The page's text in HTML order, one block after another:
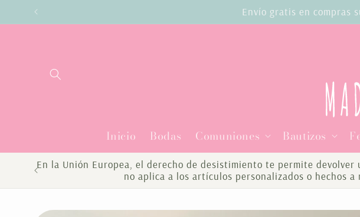
directamente
al contenido
Envío gratis en compras
Inicio Bodas Comuniones Bautizos
En la Unión Europea, el derecho de desistimiento te permite
no aplica a los artículos personalizados o hechos
directamente